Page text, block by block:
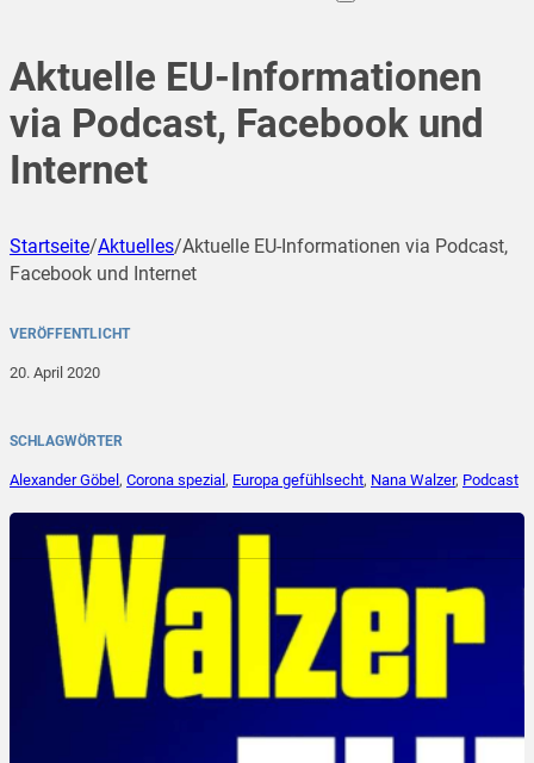
Aktuelle EU-Informationen
via Podcast, Facebook und
Internet
Startseite/Aktuelles/Aktuelle EU-Informationen via Podcast,
Facebook und Internet
VERÖFFENTLICHT
20. April 2020
SCHLAGWÖRTER
Alexander Göbel , Corona spezial , Europa gefühlsecht, Nana Walzer, Podcast